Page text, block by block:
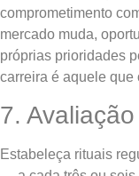
comprometimento
mercado muda,
próprias prioridades
carreira é aquele que
7.
Estabeleça rituais